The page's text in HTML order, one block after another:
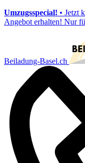
Umzugsspecial! • Jetzt
Angebot erhalten! Nur
Beiladung-Basel.ch